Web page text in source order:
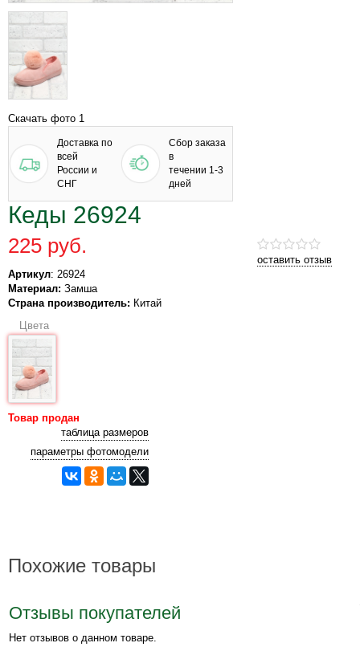
Скачать фото 1
Доставка по
всей
России и
СНГ
Сбор заказа
в
течении 1-3
дней
Кеды 26924
оставить отзыв
225 руб.
Артикул: 26924
Материал: Замша
Страна производитель: Китай
Цвета
Товар продан
таблица размеров
параметры фотомодели
Похожие товары
Отзывы покупателей
Нет отзывов о данном товаре.